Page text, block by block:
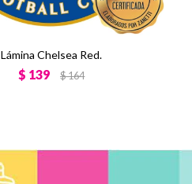
Lámina Chelsea Red.
$ 139 $164